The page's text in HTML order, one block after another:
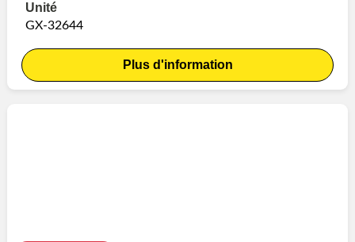
Unité
GX-32644
Plus d'information